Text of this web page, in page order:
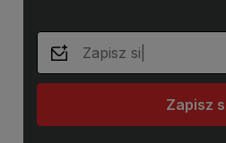
Zapisz